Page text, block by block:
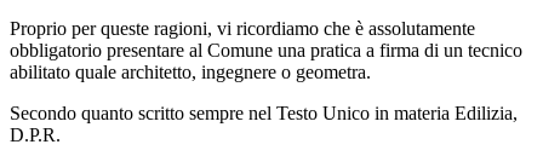
Proprio per queste ragioni, vi ricordiamo che è assolutamente
obbligatorio presentare al Comune una pratica a firma di un tecnico
abilitato quale architetto, ingegnere o geometra.
Secondo quanto scritto sempre nel Testo Unico in materia Edilizia,
D.P.R.